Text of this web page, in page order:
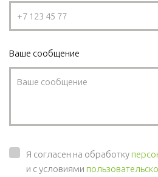
Ваше сообщение
Я согласен на обработку
и с условиями